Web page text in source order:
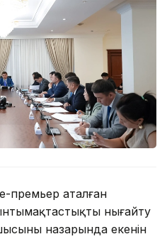
премьер аталған
нығайту
назарында екенін